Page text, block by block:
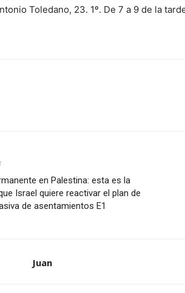
Toledano, 23. 1º. De 7 a 9 de la
en Palestina: esta es la
Israel quiere reactivar el plan de
de asentamientos E1
Juan